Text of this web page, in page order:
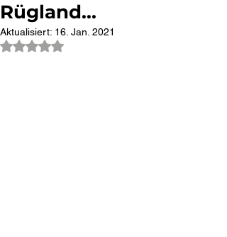
Rügland...
Aktualisiert: 16. Jan. 2021
Mit NaN von 5 Sternen bewertet.